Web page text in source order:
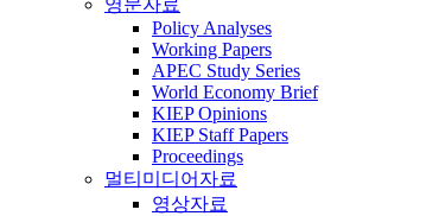
Policy Analyses
Working Papers
APEC Study Series
World Economy Brief
KIEP Opinions
KIEP Staff Papers
Proceedings
멀티미디어자료
영상자료